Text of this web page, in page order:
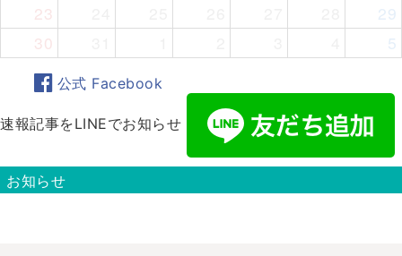
23
29
30
5
公式 Facebook
速報記事をLINEでお知らせ
お知らせ